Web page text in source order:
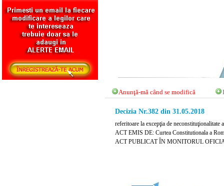
Anunţă-mă când se modifică
Decizia Nr.382 din 31.05.2018
referitoare la excepţia de
ACT EMIS DE: Curtea Constitutionala a
ACT PUBLICAT ÎN MONITORUL